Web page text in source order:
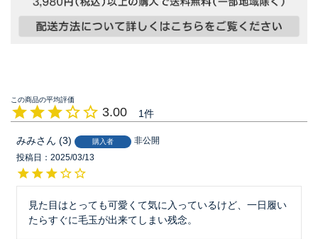
3.00 1
みみ 3 購入者
非公開
投稿日
2025/03/13
見た目はとっても可愛くて気に入っているけど、一日履い
たらすぐに毛玉が出来てしまい残念。